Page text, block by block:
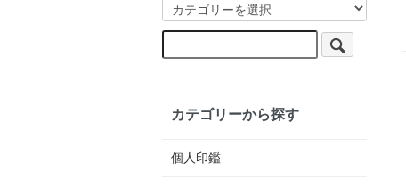
カテゴリーから探す
個人印鑑